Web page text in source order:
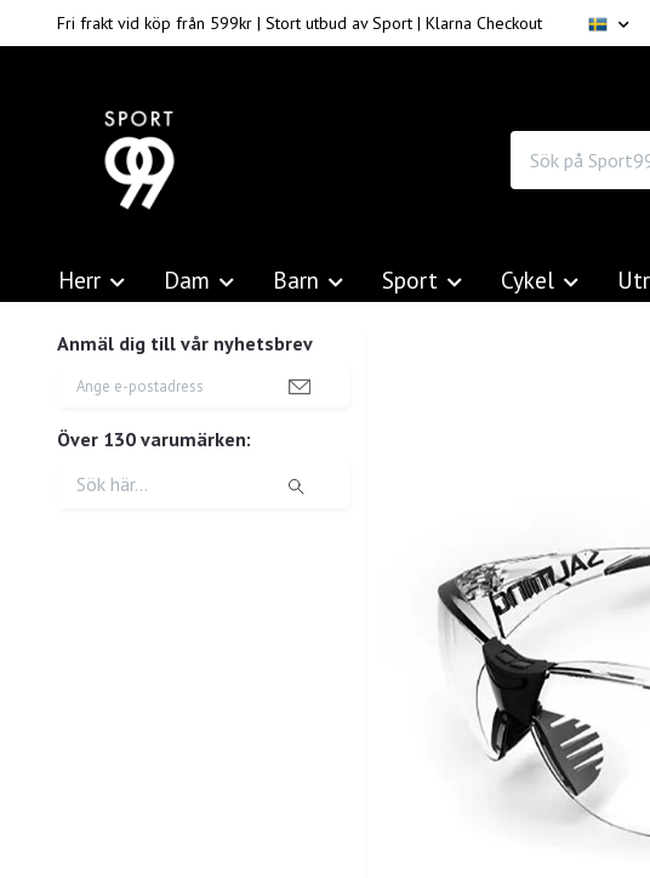
Fri frakt vid köp från 599kr | Stort utbud av Sport | Klarna Checkout
Herr Dam Barn Sport Cykel
Anmäl dig till vår nyhetsbrev
Över 130 varumärken: